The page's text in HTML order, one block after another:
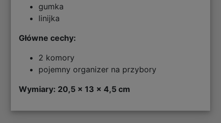
gumka
linijka
Główne cechy:
2 komory
pojemny organizer na przybory
Wymiary: 20,5 x 13 x 4,5 cm